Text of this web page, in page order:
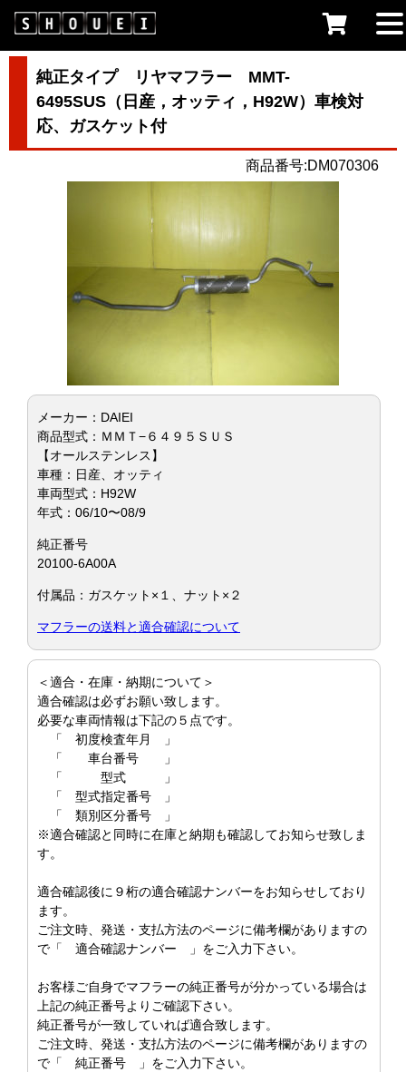
純正タイプ リヤマフラー MMT-
6495SUS（日産，オッティ，H92W）車検対
応、ガスケット付
商品番号:DM070306
メーカー：DAIEI
商品型式：ＭＭＴ−６４９５ＳＵＳ
【オールステンレス】
車種：日産、オッティ
車両型式：H92W
年式：06/10〜08/9
純正番号
20100-6A00A
付属品：ガスケット×１、ナット×２
マフラーの送料と適合確認について
＜適合・在庫・納期について＞
適合確認は必ずお願い致します。
必要な車両情報は下記の５点です。
「 初度検査年月 」
「 車台番号 」
「 型式 」
「 型式指定番号 」
「 類別区分番号 」
※適合確認と同時に在庫と納期も確認してお知らせ致しま
す。
適合確認後に９桁の適合確認ナンバーをお知らせしており
ます。
ご注文時、発送・支払方法のページに備考欄がありますの
で「 適合確認ナンバー 」をご入力下さい。
お客様ご自身でマフラーの純正番号が分かっている場合は
上記の純正番号よりご確認下さい。
純正番号が一致していれば適合致します。
ご注文時、発送・支払方法のページに備考欄がありますの
で「 純正番号 」をご入力下さい。